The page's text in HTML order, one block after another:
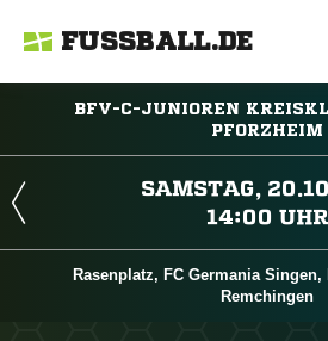
FUSSBALL.DE
BFV-C-JUNIOREN
PFORZHEIM

 
Rasenplatz, FC Germania Singen,
Remchingen